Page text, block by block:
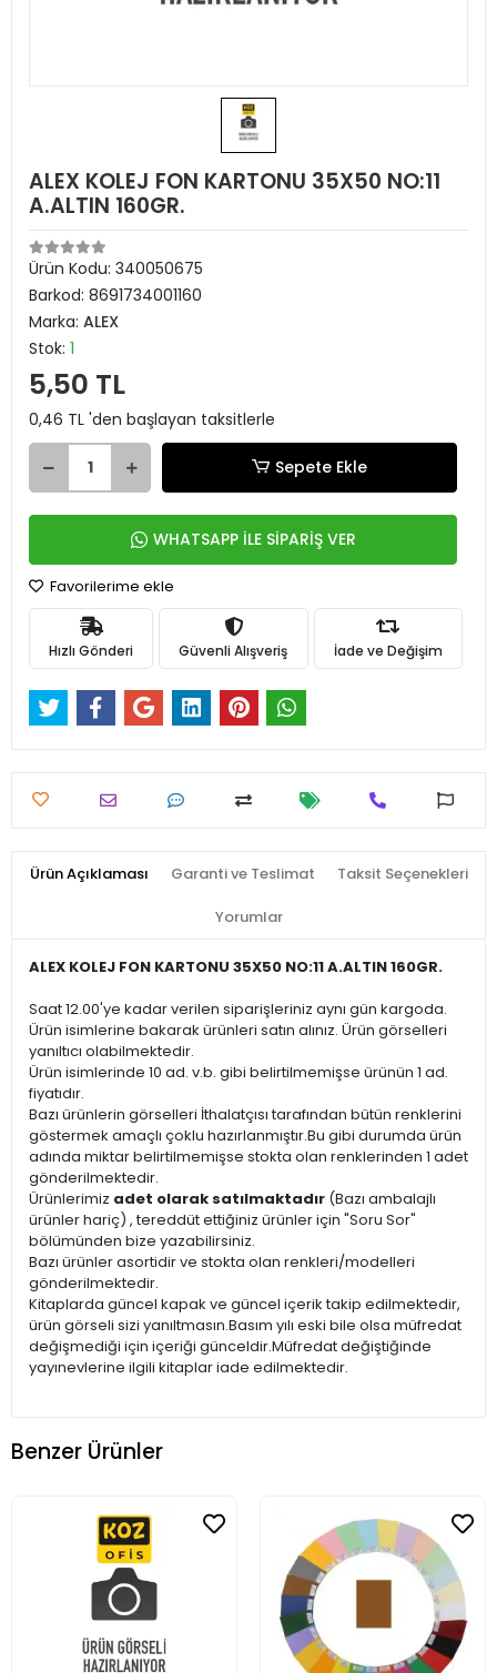
ALEX KOLEJ FON KARTONU 35X50 NO:11
A.ALTIN 160GR.
Ürün Kodu: 340050675
Barkod: 8691734001160
Marka: ALEX
Stok: 1
5,50 TL
0,46 TL 'den başlayan taksitlerle
Sepete Ekle
WHATSAPP İLE SİPARİŞ VER
Favorilerime ekle
Hızlı Gönderi Güvenli Alışveriş İade ve Değişim
Ürün Açıklaması Garanti ve Teslimat Taksit Seçenekleri
Yorumlar
ALEX KOLEJ FON KARTONU 35X50 NO:11 A.ALTIN 160GR.
Saat 12.00'ye kadar verilen siparişleriniz aynı gün kargoda.
Ürün isimlerine bakarak ürünleri satın alınız. Ürün görselleri
yanıltıcı olabilmektedir.
Ürün isimlerinde 10 ad. v.b. gibi belirtilmemişse ürünün 1 ad.
fiyatıdır.
Bazı ürünlerin görselleri İthalatçısı tarafından bütün renklerini
göstermek amaçlı çoklu hazırlanmıştır.Bu gibi durumda ürün
adında miktar belirtilmemişse stokta olan renklerinden 1 adet
gönderilmektedir.
Ürünlerimiz adet olarak satılmaktadır (Bazı ambalajlı
ürünler hariç) , tereddüt ettiğiniz ürünler için "Soru Sor"
bölümünden bize yazabilirsiniz.
Bazı ürünler asortidir ve stokta olan renkleri/modelleri
gönderilmektedir.
Kitaplarda güncel kapak ve güncel içerik takip edilmektedir,
ürün görseli sizi yanıltmasın.Basım yılı eski bile olsa müfredat
değişmediği için içeriği günceldir.Müfredat değiştiğinde
yayınevlerine ilgili kitaplar iade edilmektedir.
Benzer Ürünler